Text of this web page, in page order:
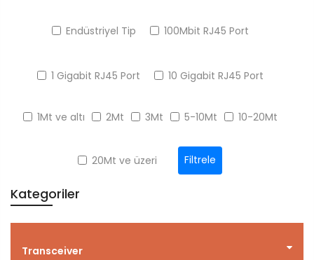
Endüstriyel Tip 100Mbit RJ45 Port
1 Gigabit RJ45 Port 10 Gigabit RJ45 Port
1Mt ve altı 2Mt 3Mt 5-10Mt 10-20Mt
20Mt ve üzeri Filtrele
Kategoriler
Transceiver